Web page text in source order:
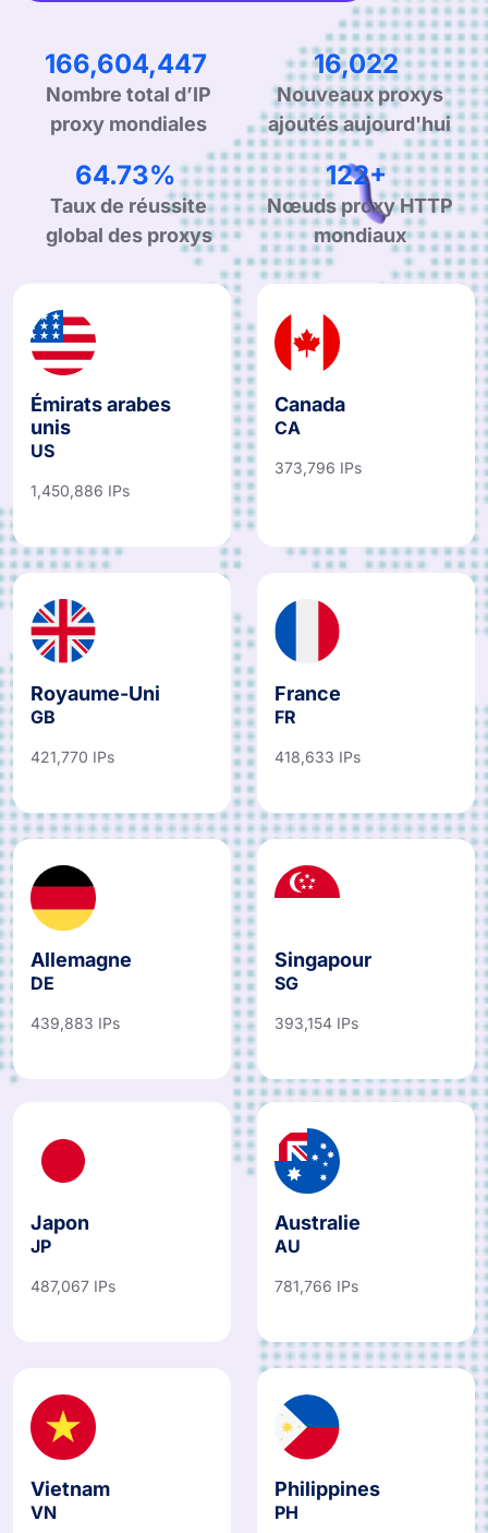
257,105,629
Nombre total d’IP
proxy mondiales
24,726
Nouveaux proxys
ajoutés aujourd'hui
99.90%
Taux de réussite
global des proxys
190+
Nœuds proxy HTTP
mondiaux
Émirats arabes
unis
US
1,450,886 IPs
Canada
CA
373,796 IPs
Royaume-Uni
GB
421,770 IPs
France
FR
418,633 IPs
Allemagne
DE
439,883 IPs
Singapour
SG
393,154 IPs
Japon
JP
487,067 IPs
Australie
AU
781,766 IPs
Vietnam
VN
Philippines
PH